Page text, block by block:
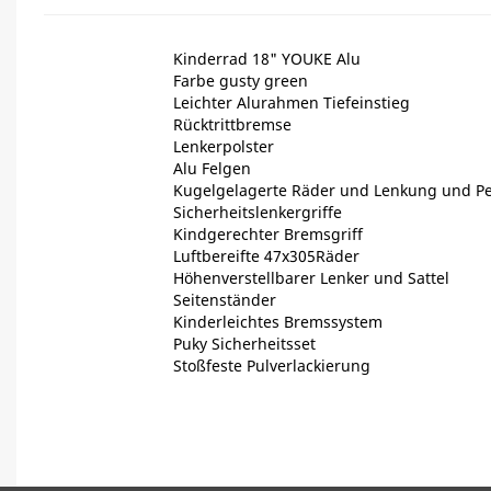
Kinderrad 18" YOUKE Alu
Farbe gusty green
Leichter Alurahmen Tiefeinstieg
Rücktrittbremse
Lenkerpolster
Alu Felgen
Kugelgelagerte Räder und Lenkung und
Sicherheitslenkergriffe
Kindgerechter Bremsgriff
Luftbereifte 47x305Räder
Höhenverstellbarer Lenker und Sattel
Seitenständer
Kinderleichtes Bremssystem
Puky Sicherheitsset
Stoßfeste Pulverlackierung